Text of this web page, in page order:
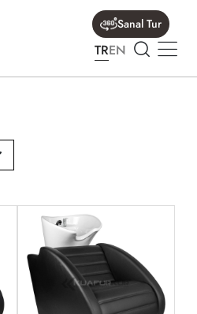
Sanal Tur
TREN